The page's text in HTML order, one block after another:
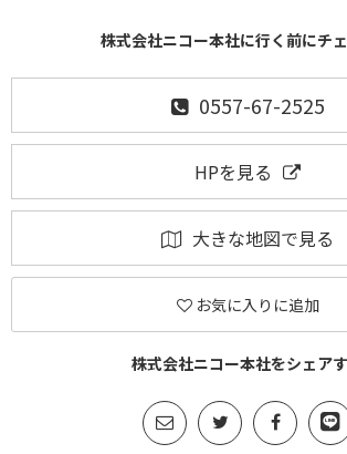
株式会社ニコー本社に行く前にチ
0557-67-2525
HPを見る
大きな地図で見る
お気に入りに追加
株式会社ニコー本社をシェア